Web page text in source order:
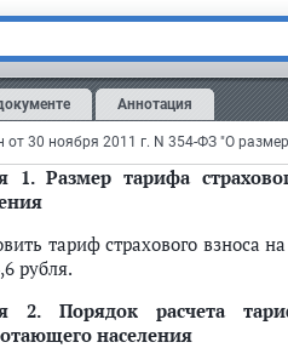
страхование неработающего
страхование
Аннотация
настоящего
и исполнения
страхования и
годы
1.Размер тарифа
тариф страхового взноса
рубля.
2.Порядок расчета
населения